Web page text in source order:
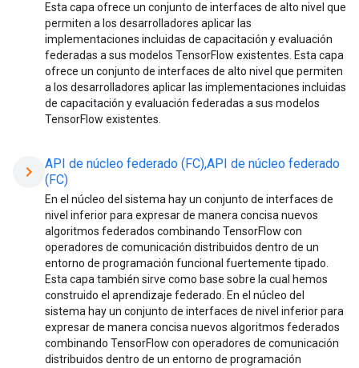
Esta capa ofrece un conjunto de interfaces de alto nivel que
permiten a los desarrolladores aplicar las
implementaciones incluidas de capacitación y evaluación
federadas a sus modelos TensorFlow existentes. Esta capa
ofrece un conjunto de interfaces de alto nivel que permiten
a los desarrolladores aplicar las implementaciones incluidas
de capacitación y evaluación federadas a sus modelos
TensorFlow existentes.
chevron_right
API de núcleo federado (FC),API de núcleo federado
(FC)
En el núcleo del sistema hay un conjunto de interfaces de
nivel inferior para expresar de manera concisa nuevos
algoritmos federados combinando TensorFlow con
operadores de comunicación distribuidos dentro de un
entorno de programación funcional fuertemente tipado.
Esta capa también sirve como base sobre la cual hemos
construido el aprendizaje federado. En el núcleo del
sistema hay un conjunto de interfaces de nivel inferior para
expresar de manera concisa nuevos algoritmos federados
combinando TensorFlow con operadores de comunicación
distribuidos dentro de un entorno de programación